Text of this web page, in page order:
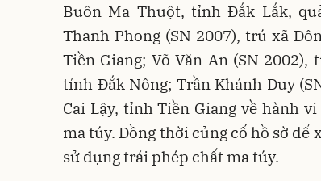
Buôn Ma Thuột, tỉnh Đắk Lắk,
Thanh Phong (SN 2007), trú xã
Tiền Giang; Võ Văn An (SN 2002),
tỉnh Đắk Nông; Trần Khánh Duy
Cai Lậy, tỉnh Tiền Giang về hành
ma túy. Đồng thời củng cố hồ sờ để
sử dụng trái phép chất ma túy.